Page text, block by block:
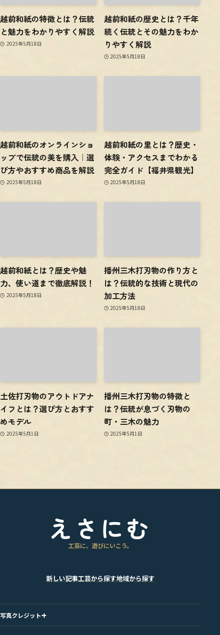
越前和紙の特徴とは？伝統
と魅力をわかりやすく解説
2025年5月18日
越前和紙の歴史とは？千年
続く伝統とその魅力をわか
りやすく解説
2025年5月18日
越前和紙のオンラインショ
ップで伝統の美を購入｜選
び方やおすすめ商品を解説
2025年5月18日
越前和紙の里とは？歴史・
体験・アクセスまでわかる
完全ガイド【福井県観光】
2025年5月18日
越前和紙とは？歴史や魅
力、使い道まで徹底解説！
2025年5月18日
播州三木打刃物の作り方と
は？伝統的な技術と現代の
加工方法
2025年5月18日
土佐打刃物のアウトドアナ
イフとは？選び方とおすす
めモデル
2025年5月1日
播州三木打刃物の特徴と
は？伝統が息づく刃物の
町・三木の魅力
2025年5月1日
えさにむ
工芸に、遊びにいこう。
新しい記事工芸から探す地域から探す
写真クレジット